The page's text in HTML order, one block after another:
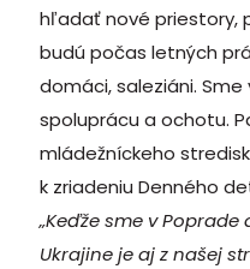
hľadať nové priestory,
budú počas letných
domáci, saleziáni.
spoluprácu a ochotu.
mládežníckeho
k zriadeniu Denného
„Keďže sme v
Ukrajine je aj z našej